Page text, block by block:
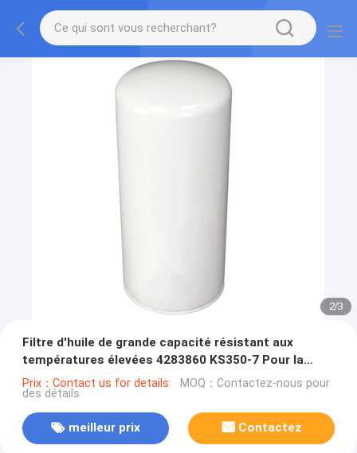
2/3
Filtre d'huile de grande capacité résistant aux
températures élevées 4283860 KS350-7 Pour la
protection du moteur KUBOTA 291mm
Prix：Contact us for details MOQ：Contactez-nous pour
des détails
meilleur prix Contactez